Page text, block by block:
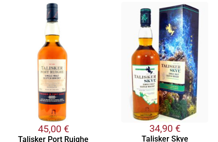
45,00 €
Talisker Port Ruighe
34,90 €
Talisker Skye